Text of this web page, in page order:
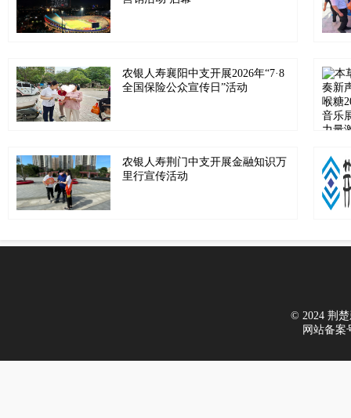
农银人寿襄阳中支开展2026年“7·8
全国保险公众宣传日”活动
农银人寿荆门中支开展金融知识万
里行宣传活动
© 2024 荆楚
网站备案